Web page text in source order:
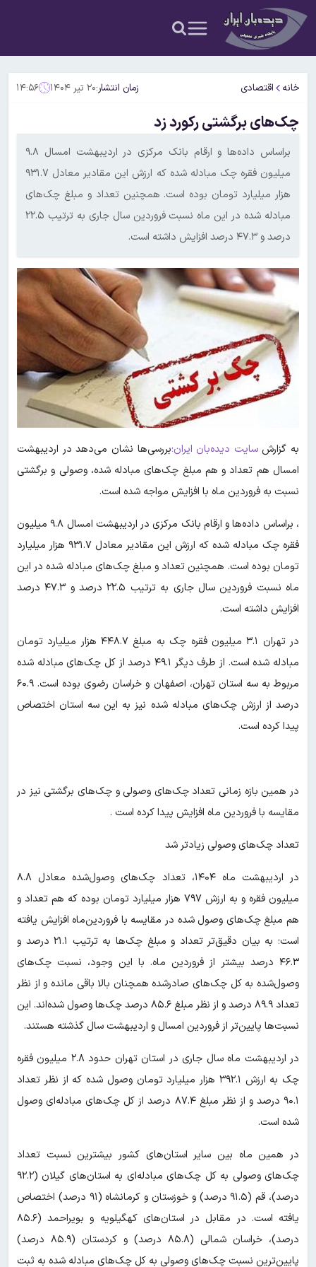
خانه اقتصادی زمان انتشار:۲۰ تیر ۱۴۰۴ ۱۴:۵۶
چک‌های برگشتی رکورد زد
براساس داده‌ها و ارقام بانک مرکزی در اردیبهشت امسال ۹.۸
میلیون فقره چک مبادله شده که ارزش این مقادیر معادل ۹۳۱.۷
هزار میلیارد تومان بوده است. همچنین تعداد و مبلغ چک‌های
مبادله شده در این ماه نسبت فروردین سال جاری به ترتیب ۲۲.۵
درصد و ۴۷.۳ درصد افزایش داشته است.
به گزارشسایت دیده‌بان ایران؛بررسی‌ها نشان می‌دهد در اردیبهشت
امسال هم تعداد و هم مبلغ چک‌های مبادله شده، وصولی و برگشتی
نسبت به فروردین ماه با افزایش مواجه شده است.
، براساس داده‌ها و ارقام بانک مرکزی در اردیبهشت امسال ۹.۸ میلیون
فقره چک مبادله شده که ارزش این مقادیر معادل ۹۳۱.۷ هزار میلیارد
تومان بوده است. همچنین تعداد و مبلغ چک‌های مبادله شده در این
ماه نسبت فروردین سال جاری به ترتیب ۲۲.۵ درصد و ۴۷.۳ درصد
افزایش داشته است.
در تهران ۳.۱ میلیون فقره چک به مبلغ ۴۴۸.۷ هزار میلیارد تومان
مبادله شده است. از طرف دیگر ۴۹.۱ درصد از کل چک‌های مبادله شده
مربوط به سه استان تهران، اصفهان و خراسان رضوی بوده است. ۶۰.۹
درصد از ارزش چک‌های مبادله شده نیز به این سه استان اختصاص
پیدا کرده است.
در همین بازه زمانی تعداد چک‌های وصولی و چک‌های برگشتی نیز در
مقایسه با فروردین ماه افزایش پیدا کرده است .
تعداد چک‌های وصولی زیادتر شد
در اردیبهشت ماه ۱۴۰۴، تعداد چک‌های وصول‌شده معادل ۸.۸
میلیون فقره و به ارزش ۷۹۷ هزار میلیارد تومان بوده که هم تعداد و
هم مبلغ چک‌های وصول شده در مقایسه با فروردین‌ماه افزایش یافته
است؛ به بیان دقیق‌تر تعداد و مبلغ چک‌ها به ترتیب ۲۱.۱ درصد و
۴۶.۳ درصد بیشتر از فروردین ماه. با این وجود، نسبت چک‌های
وصول‌شده به کل چک‌های صادرشده همچنان بالا باقی مانده و از نظر
تعداد ۸۹.۹ درصد و از نظر مبلغ ۸۵.۶ درصد چک‌ها وصول شده‌اند. این
نسبت‌ها پایین‌تر از فروردین امسال و اردیبهشت سال گذشته هستند.
در اردیبهشت ماه سال جاری در استان تهران حدود ۲.۸ میلیون فقره
چک به ارزش ۳۹۲.۱ هزار میلیارد تومان وصول شده که از نظر تعداد
۹۰.۱ درصد و از نظر مبلغ ۸۷.۴ درصد از کل چک‌های مبادله‌ای وصول
شده است.
در همین ماه بین سایر استان‌های کشور بیشترین نسبت تعداد
چک‌های وصولی به کل چک‌های مبادله‌ای به استان‌های گیلان (۹۲.۲
درصد)، قم (۹۱.۵ درصد) و خوزستان و کرمانشاه (۹۱ درصد) اختصاص
یافته است. در مقابل در استان‌های کهگیلویه و بویراحمد (۸۵.۶
درصد)، خراسان شمالی (۸۵.۸ درصد) و کردستان (۸۵.۹ درصد)
پایین‌ترین نسبت چک‌های وصولی به کل چک‌های مبادله شده به ثبت